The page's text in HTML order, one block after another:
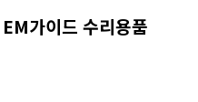
가이드 수리용품